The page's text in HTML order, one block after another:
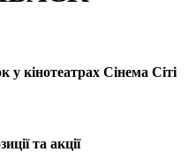
у кінотеатрах Сінема Сіті
та акції